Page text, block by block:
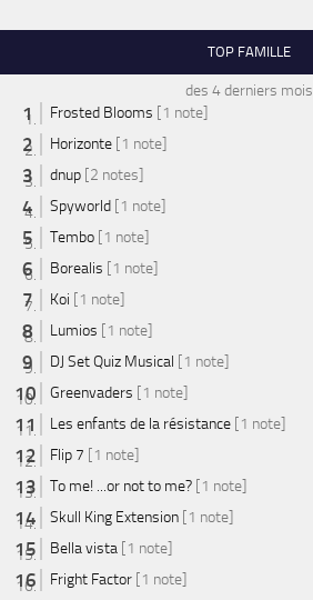
TOP FAMILLE
des 4 derniers mois
Frosted Blooms [1 note]
Horizonte [1 note]
dnup [2 notes]
Spyworld [1 note]
Tembo [1 note]
Borealis [1 note]
Koi [1 note]
Lumios [1 note]
DJ Set Quiz Musical [1 note]
Greenvaders [1 note]
Les enfants de la résistance [1 note]
Flip 7 [1 note]
To me! ...or not to me? [1 note]
Skull King Extension [1 note]
Bella vista [1 note]
Fright Factor [1 note]